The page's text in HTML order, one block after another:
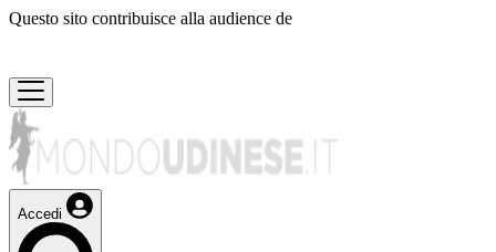
Questo sito contribuisce alla audience de
Accedi